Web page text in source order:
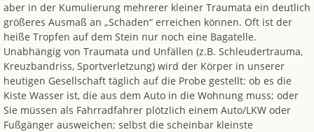
aber in der Kumulierung mehrerer kleiner Traumata ein deutlich
größeres Ausmaß an „Schaden“ erreichen können. Oft ist der
heiße Tropfen auf dem Stein nur noch eine Bagatelle.
Unabhängig von Traumata und Unfällen (z.B. Schleudertrauma,
Kreuzbandriss, Sportverletzung) wird der Körper in unserer
heutigen Gesellschaft täglich auf die Probe gestellt: ob es die
Kiste Wasser ist, die aus dem Auto in die Wohnung muss; oder
Sie müssen als Fahrradfahrer plötzlich einem Auto/LKW oder
Fußgänger ausweichen; selbst die scheinbar kleinste